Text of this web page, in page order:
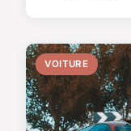
VOITURE